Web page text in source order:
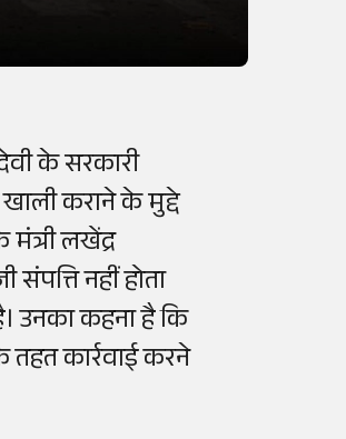
के सरकारी
कराने के मुद्दे
लखेंद्र
नहीं होता
उनका कहना है कि
तहत कार्रवाई करने